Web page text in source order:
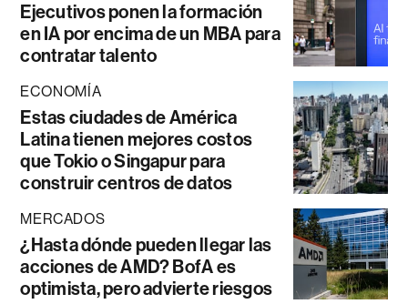
Ejecutivos ponen la formación
en IA por encima de un MBA para
contratar talento
ECONOMÍA
Estas ciudades de América
Latina tienen mejores costos
que Tokio o Singapur para
construir centros de datos
MERCADOS
¿Hasta dónde pueden llegar las
acciones de AMD? BofA es
optimista, pero advierte riesgos